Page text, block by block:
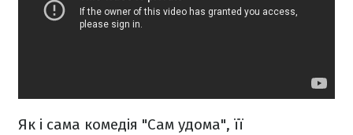
Як і сама комедія "Сам удома", її